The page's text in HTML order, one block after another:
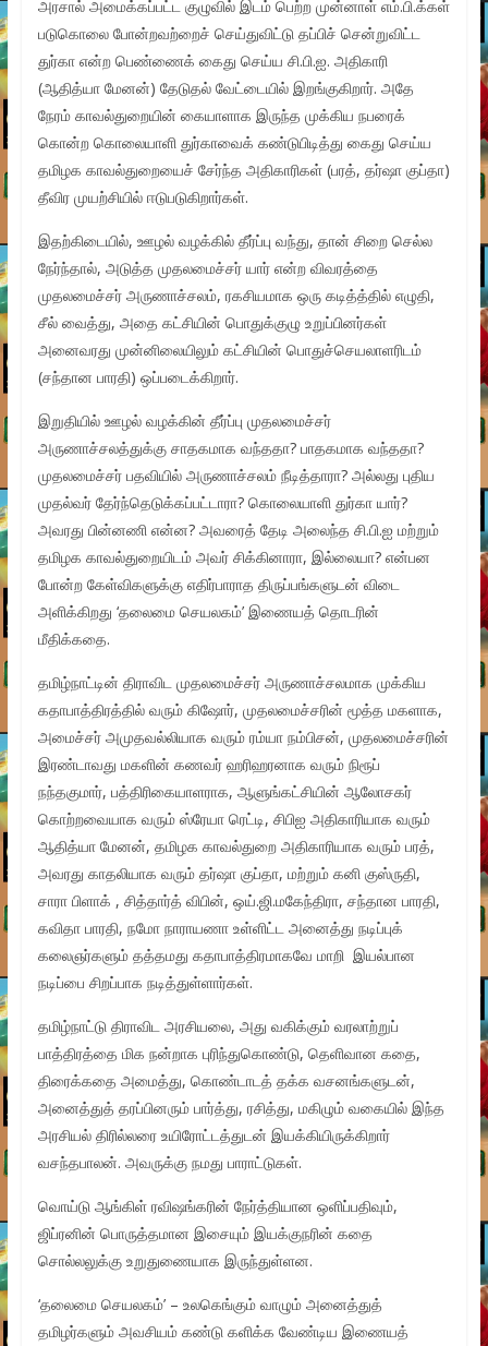
அரசால் அமைக்கப்பட்ட குழுவில் இடம் பெற்ற முன்னாள் எம்.பி.க்கள்
படுகொலை போன்றவற்றைச் செய்துவிட்டு தப்பிச் சென்றுவிட்ட
துர்கா என்ற பெண்ணைக் கைது செய்ய சி.பி.ஐ. அதிகாரி
(ஆதித்யா மேனன்) தேடுதல் வேட்டையில் இறங்குகிறார். அதே
நேரம் காவல்துறையின் கையாளாக இருந்த முக்கிய நபரைக்
கொன்ற கொலையாளி துர்காவைக் கண்டுபிடித்து கைது செய்ய
தமிழக காவல்துறையைச் சேர்ந்த அதிகாரிகள் (பரத், தர்ஷா குப்தா)
தீவிர முயற்சியில் ஈடுபடுகிறார்கள்.
இதற்கிடையில், ஊழல் வழக்கில் தீர்ப்பு வந்து, தான் சிறை செல்ல
நேர்ந்தால், அடுத்த முதலமைச்சர் யார் என்ற விவரத்தை
முதலமைச்சர் அருணாச்சலம், ரகசியமாக ஒரு கடித்த்தில் எழுதி,
சீல் வைத்து, அதை கட்சியின் பொதுக்குழு உறுப்பினர்கள்
அனைவரது முன்னிலையிலும் கட்சியின் பொதுச்செயலாளரிடம்
(சந்தான பாரதி) ஒப்படைக்கிறார்.
இறுதியில் ஊழல் வழக்கின் தீர்ப்பு முதலமைச்சர்
அருணாச்சலத்துக்கு சாதகமாக வந்ததா? பாதகமாக வந்ததா?
முதலமைச்சர் பதவியில் அருணாச்சலம் நீடித்தாரா? அல்லது புதிய
முதல்வர் தேர்ந்தெடுக்கப்பட்டாரா? கொலையாளி துர்கா யார்?
அவரது பின்னணி என்ன? அவரைத் தேடி அலைந்த சி.பி.ஐ மற்றும்
தமிழக காவல்துறையிடம் அவர் சிக்கினாரா, இல்லையா? என்பன
போன்ற கேள்விகளுக்கு எதிர்பாராத திருப்பங்களுடன் விடை
அளிக்கிறது ‘தலைமை செயலகம்’ இணையத் தொடரின்
மீதிக்கதை.
தமிழ்நாட்டின் திராவிட முதலமைச்சர் அருணாச்சலமாக முக்கிய
கதாபாத்திரத்தில் வரும் கிஷோர், முதலமைச்சரின் மூத்த மகளாக,
அமைச்சர் அமுதவல்லியாக வரும் ரம்யா நம்பிசன், முதலமைச்சரின்
இரண்டாவது மகளின் கணவர் ஹரிஹரனாக வரும் நிரூப்
நந்தகுமார், பத்திரிகையாளராக, ஆளுங்கட்சியின் ஆலோசகர்
கொற்றவையாக வரும் ஸ்ரேயா ரெட்டி, சிபிஐ அதிகாரியாக வரும்
ஆதித்யா மேனன், தமிழக காவல்துறை அதிகாரியாக வரும் பரத்,
அவரது காதலியாக வரும் தர்ஷா குப்தா, மற்றும் கனி குஸ்ருதி,
சாரா பிளாக் , சித்தார்த் விபின், ஒய்.ஜி.மகேந்திரா, சந்தான பாரதி,
கவிதா பாரதி, நமோ நாராயணா உள்ளிட்ட அனைத்து நடிப்புக்
கலைஞர்களும் தத்தமது கதாபாத்திரமாகவே மாறி இயல்பான
நடிப்பை சிறப்பாக நடித்துள்ளார்கள்.
தமிழ்நாட்டு திராவிட அரசியலை, அது வகிக்கும் வரலாற்றுப்
பாத்திரத்தை மிக நன்றாக புரிந்துகொண்டு, தெளிவான கதை,
திரைக்கதை அமைத்து, கொண்டாடத் தக்க வசனங்களுடன்,
அனைத்துத் தரப்பினரும் பார்த்து, ரசித்து, மகிழும் வகையில் இந்த
அரசியல் திரில்லரை உயிரோட்டத்துடன் இயக்கியிருக்கிறார்
வசந்தபாலன். அவருக்கு நமது பாராட்டுகள்.
வொய்டு ஆங்கிள் ரவிஷங்கரின் நேர்த்தியான ஒளிப்பதிவும்,
ஜிப்ரனின் பொருத்தமான இசையும் இயக்குநரின் கதை
சொல்லலுக்கு உறுதுணையாக இருந்துள்ளன.
‘தலைமை செயலகம்’ – உலகெங்கும் வாழும் அனைத்துத்
தமிழர்களும் அவசியம் கண்டு களிக்க வேண்டிய இணையத்